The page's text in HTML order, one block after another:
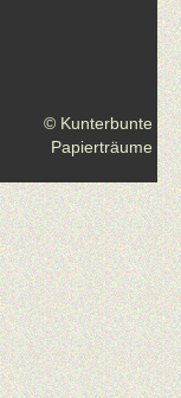
© Kunterbunte
Papierträume